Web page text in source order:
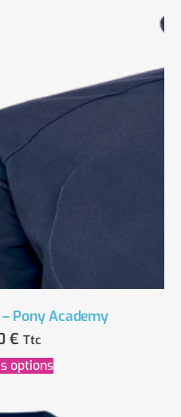
Pony Academy
€ Ttc
options